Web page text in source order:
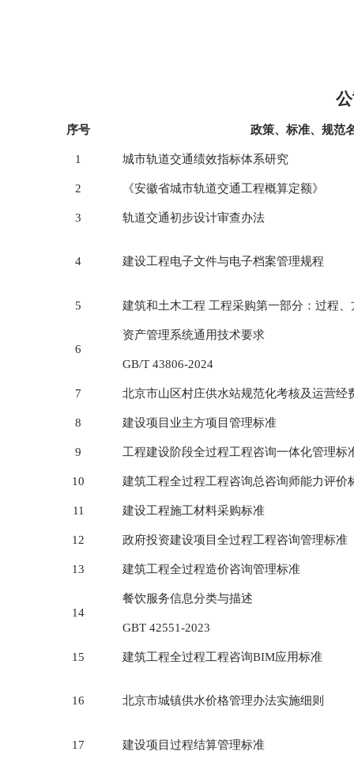
序号 政策、标准、规范
1 城市轨道交通绩效指标体系研究
2 《安徽省城市轨道交通工程概算定额》
3 轨道交通初步设计审查办法
4 建设工程电子文件与电子档案管理规程
5 建筑和土木工程 工程采购第一部分：过程
6
资产管理系统通用技术要求
GB/T 43806-2024
7 北京市山区村庄供水站规范化考核及运营经
8 建设项目业主方项目管理标准
9 工程建设阶段全过程工程咨询一体化管理标
10 建筑工程全过程工程咨询总咨询师能力评价
11 建设工程施工材料采购标准
12 政府投资建设项目全过程工程咨询管理标准
13 建筑工程全过程造价咨询管理标准
14
餐饮服务信息分类与描述
GBT 42551-2023
15 建筑工程全过程工程咨询BIM应用标准
16 北京市城镇供水价格管理办法实施细则
17 建设项目过程结算管理标准